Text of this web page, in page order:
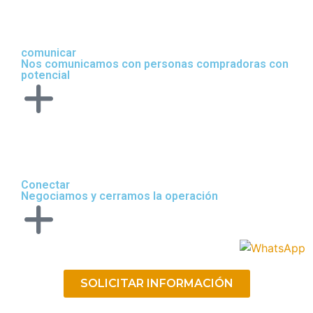
comunicar
Nos comunicamos con personas compradoras con
potencial
Conectar
Negociamos y cerramos la operación
SOLICITAR INFORMACIÓN